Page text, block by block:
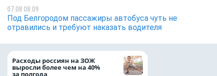
07.08 08:09
Под Белгородом пассажиры автобуса чуть не
отравились и требуют наказать водителя
Расходы россиян на ЗОЖ
выросли более чем на 40%
за полгода